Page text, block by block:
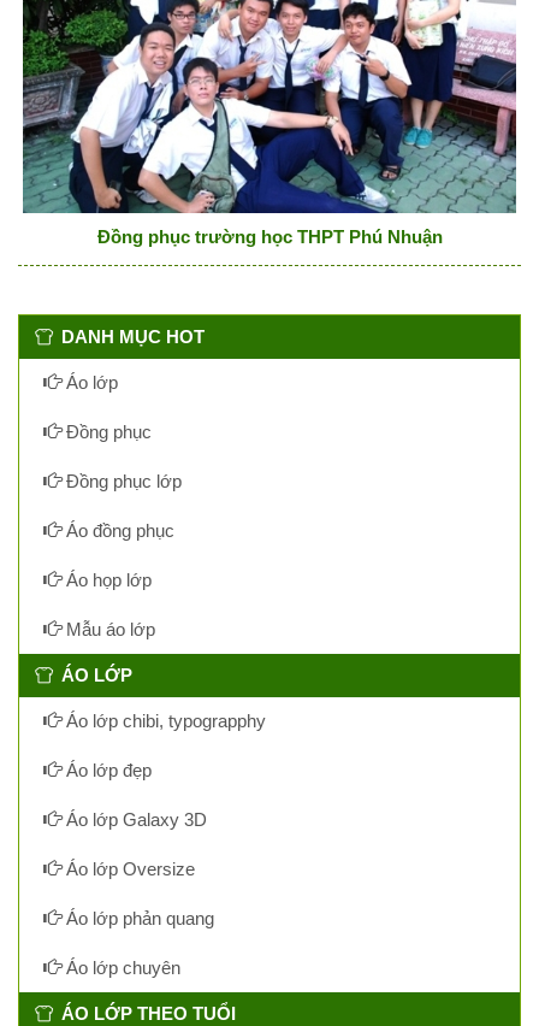
Đồng phục trường học THPT Phú Nhuận
DANH MỤC HOT
Áo lớp
Đồng phục
Đồng phục lớp
Áo đồng phục
Áo họp lớp
Mẫu áo lớp
ÁO LỚP
Áo lớp chibi, typograpphy
Áo lớp đẹp
Áo lớp Galaxy 3D
Áo lớp Oversize
Áo lớp phản quang
Áo lớp chuyên
ÁO LỚP THEO TUỔI